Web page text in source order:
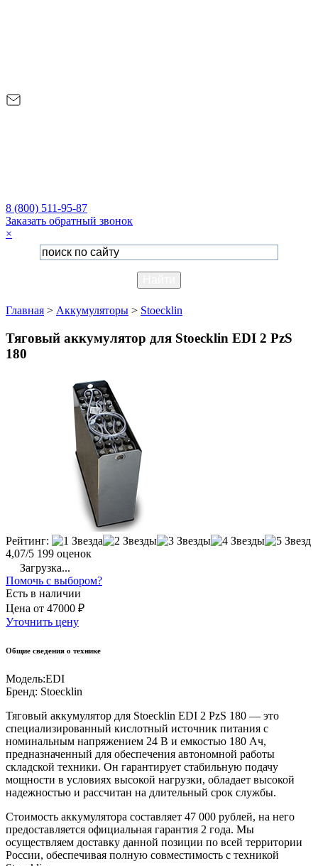
8 (800) 511-95-87
Заказать обратный звонок
×
Главная > Аккумуляторы > Stoecklin
Тяговый аккумулятор для Stoecklin EDI 2 PzS
180
Рейтинг:
4,07/5 199 оценок
Загрузка...
Помочь с выбором?
Есть в наличии
Цена от 47000 ₽
Уточнить цену
Общие сведения о технике
Модель:EDI
Бренд: Stoecklin
Тяговый аккумулятор для Stoecklin EDI 2 PzS 180 — это
специализированный кислотный источник питания с
номинальным напряжением 24 В и емкостью 180 Ач,
предназначенный для обеспечения автономной работы
складской техники. Он гарантирует стабильную подачу
мощности в условиях высокой нагрузки, обладает высокой
надежностью и рассчитан на длительный срок службы.
Стоимость аккумулятора составляет 47 000 рублей, на него
предоставляется официальная гарантия 2 года. Мы
осуществляем доставку данной позиции по всей территории
России, обеспечивая полную совместимость с техникой